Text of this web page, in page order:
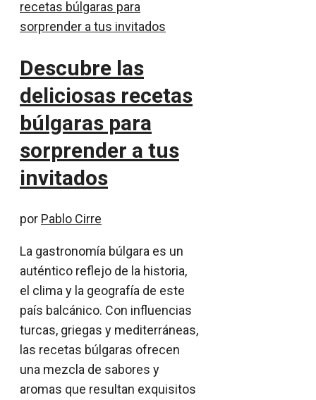
Descubre las
deliciosas recetas
búlgaras para
sorprender a tus
invitados
por Pablo Cirre
La gastronomía búlgara es un
auténtico reflejo de la historia,
el clima y la geografía de este
país balcánico. Con influencias
turcas, griegas y mediterráneas,
las recetas búlgaras ofrecen
una mezcla de sabores y
aromas que resultan exquisitos